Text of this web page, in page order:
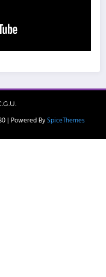
| Powered By SpiceThemes